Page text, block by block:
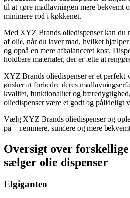
til at gøre madlavningen mere bekvemt
minimere rod i køkkenet.
Med XYZ Brands oliedispenser kan du
af olie, når du laver mad, hvilket hjælper
og opnå en mere afbalanceret kost.
holdbare materialer, der er lette at
XYZ Brands oliedispenser er et perfekt
ønsker at forbedre deres
kvalitet, funktionalitet og
oliedispenser være et godt og pålideligt
Vælg XYZ Brands oliedispenser og
på – nemmere, sundere og mere
Oversigt over
sælger olie dispenser
Elgiganten